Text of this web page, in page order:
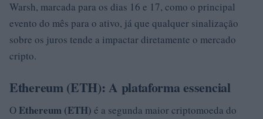
Warsh, marcada para os dias 16 e 17, como o principal
evento do mês para o ativo, já que qualquer sinalização
sobre os juros tende a impactar diretamente o mercado
cripto.
Ethereum (ETH): A plataforma essencial
O Ethereum (ETH) é a segunda maior criptomoeda do